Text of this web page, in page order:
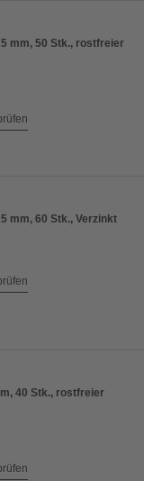
mm, 50 Stk., rostfreier
mm, 60 Stk., Verzinkt
40 Stk., rostfreier